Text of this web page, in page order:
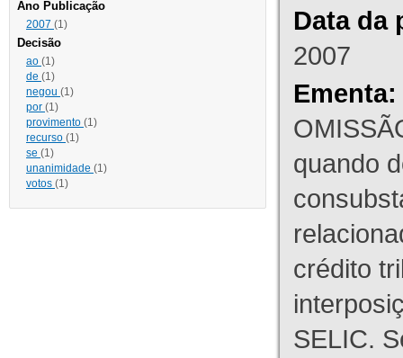
Ano Publicação
2007 (1)
Decisão
ao (1)
de (1)
negou (1)
por (1)
provimento (1)
recurso (1)
se (1)
unanimidade (1)
votos (1)
Data da
2007
Ementa:
quando
crédito
SELIC.